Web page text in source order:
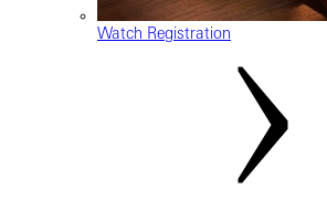
Watch Registration